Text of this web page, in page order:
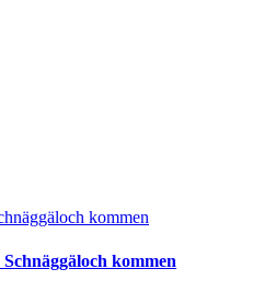
kommen
kommen